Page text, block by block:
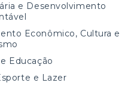
e Desenvolvimento
Econômico, Cultura e
Educação
e Lazer